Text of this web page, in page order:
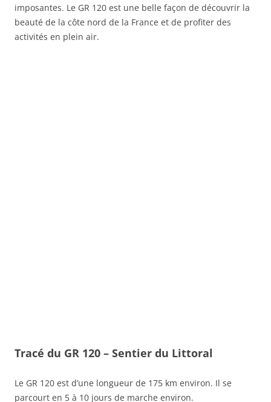
imposantes. Le GR 120 est une belle façon de découvrir la
beauté de la côte nord de la France et de profiter des
activités en plein air.
Tracé du GR 120 – Sentier du Littoral
Le GR 120 est d’une longueur de 175 km environ. Il se
parcourt en 5 à 10 jours de marche environ.